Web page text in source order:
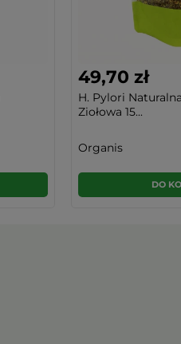
49,70 zł
H. Pylori
Ziołowa 15...
Organis
DO